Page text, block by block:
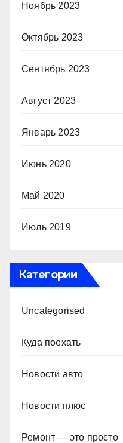
Ноябрь 2023
Октябрь 2023
Сентябрь 2023
Август 2023
Январь 2023
Июнь 2020
Май 2020
Июль 2019
Категории
Uncategorised
Куда поехать
Новости авто
Новости плюс
Ремонт — это просто